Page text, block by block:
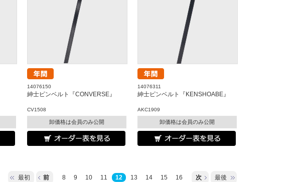
14076150
紳士ピンベルト『CONVERSE』
CV1508
卸価格は会員のみ公開
14076311
紳士ピンベルト『KENSHOABE』
AKC1909
卸価格は会員のみ公開
最初 前 8 9 10 11 12 13 14 15 16 次 最後